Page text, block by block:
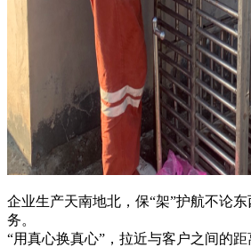
企业生产天南地北，保“架”护航不论
务。
“用真心换真心”，拉近与客户之间的